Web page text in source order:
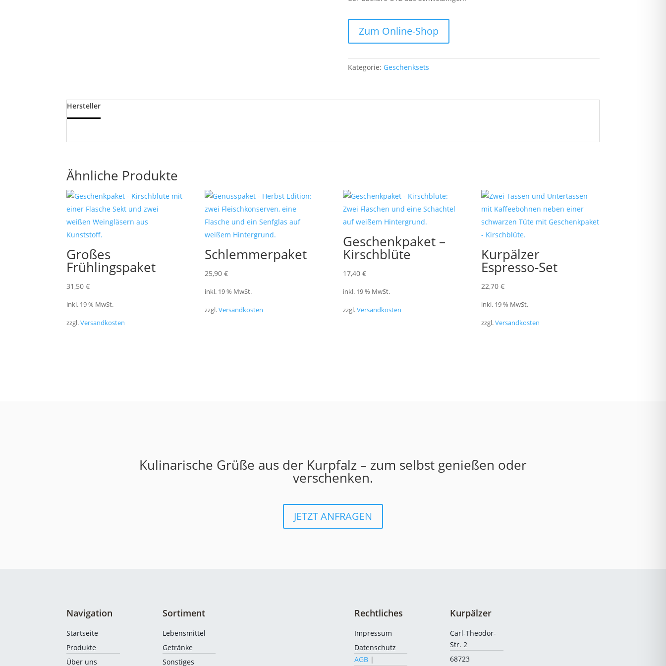
Zum Online-Shop
Kategorie: Geschenksets
Hersteller
Ähnliche Produkte
Großes
Frühlingspaket
31,50€
inkl. 19 % MwSt.
zzgl.Versandkosten
Schlemmerpaket
25,90€
inkl. 19 % MwSt.
zzgl.Versandkosten
Geschenkpaket –
Kirschblüte
17,40€
inkl. 19 % MwSt.
zzgl.Versandkosten
Kurpälzer
Espresso-Set
22,70€
inkl. 19 % MwSt.
zzgl.Versandkosten
Kulinarische Grüße aus der Kurpfalz – zum selbst genießen oder
verschenken.
JETZT ANFRAGEN
Navigation
Startseite
Produkte
Über uns
Sortiment
Lebensmittel
Getränke
Sonstiges
Rechtliches
Impressum
Datenschutz
AGB|
Kurpälzer
Carl-Theodor-
Str. 2
68723